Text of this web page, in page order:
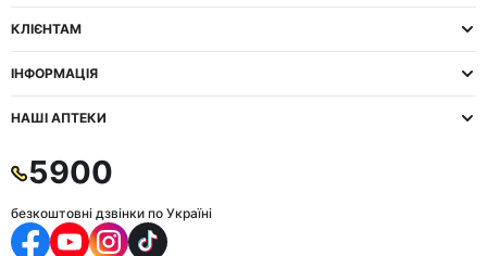
КЛІЄНТАМ
ІНФОРМАЦІЯ
НАШІ АПТЕКИ
5900
безкоштовні дзвінки по Україні